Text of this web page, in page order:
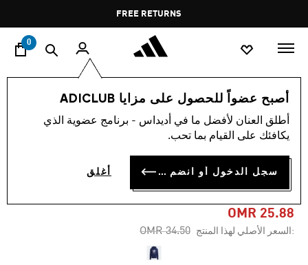
Pause
promotion
rotation
FREE RETURNS
0
أصبح عضواً للحصول على مزايا ADICLUB
أطلق العنان لأفضل ما في أديداس - برنامج عضوية الذي
يكافئك على القيام بما تحب.
سجل الدخول أو انضم الآن أغلق
الرجال ملابس
-20%
كنزة ADICOLOR CLASSICS
TREFOIL
OMR 25.88
:السعر الأصلي لهذا المنتج Price reduced from
OMR 34.50
to